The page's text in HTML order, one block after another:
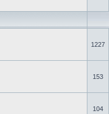
1227
153
104